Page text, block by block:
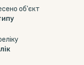
об'єкт